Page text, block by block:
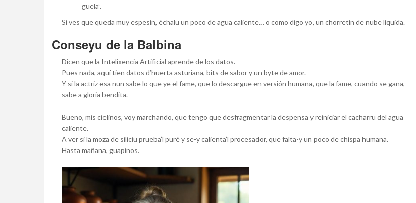
güela”.
Si ves que queda muy espesín, échalu un poco de agua caliente… o como digo yo, un chorretín de nube líquida.
Conseyu de la Balbina
Dicen que la Intelixencia Artificial aprende de los datos.
Pues nada, aquí tien datos d’huerta asturiana, bits de sabor y un byte de amor.
Y si la actriz esa nun sabe lo que ye el fame, que lo descargue en versión humana, que la fame, cuando se gana,
sabe a gloria bendita.
Bueno, mis cielinos, voy marchando, que tengo que desfragmentar la despensa y reiniciar el cacharru del agua
caliente.
A ver si la moza de siliciu prueba’l puré y se-y calienta’l procesador, que falta-y un poco de chispa humana.
Hasta mañana, guapinos.